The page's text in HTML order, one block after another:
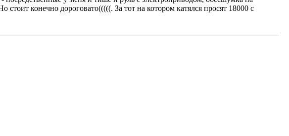
конечно дороговато(((((. За тот на котором катялся просят 18000 с